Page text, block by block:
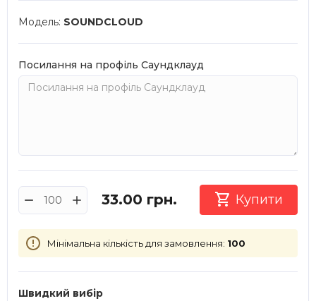
Модель: SOUNDCLOUD
Посилання на профіль Саундклауд
33.00 грн.  Купити
Мінімальна кількість для замовлення: 100
Швидкий вибір